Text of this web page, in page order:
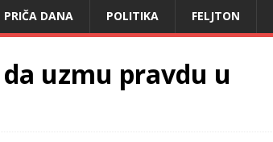
PRIČA DANA POLITIKA FELJTON
uzmu pravdu u